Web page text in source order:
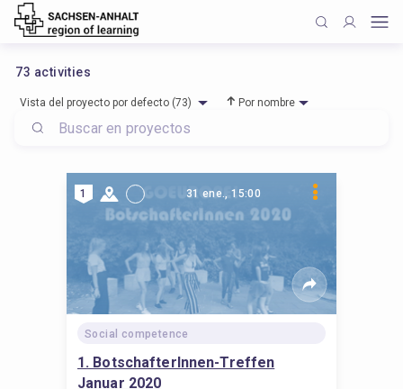
73 activities
Vista del proyecto por defecto (73) Por nombre
1 31 ene., 15:00
Social competence
1. BotschafterInnen-Treffen
Januar 2020